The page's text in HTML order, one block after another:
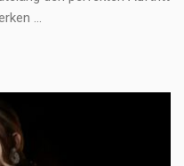
...